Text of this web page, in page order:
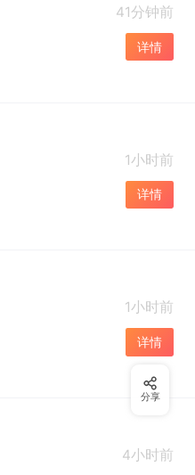
41分钟前
详情
1小时前
详情
1小时前
详情
4小时前
分享